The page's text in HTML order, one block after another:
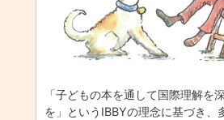
「子どもの本を通して国際理解を
を」というIBBYの理念に基づき、